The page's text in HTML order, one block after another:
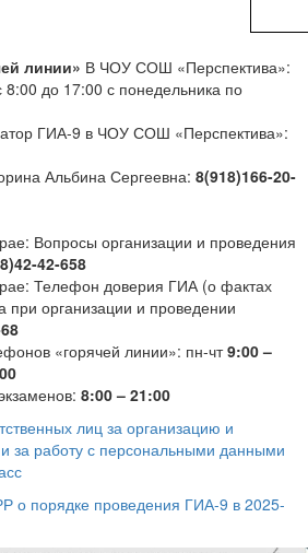
линии» В ЧОУ СОШ «Перспектива»:
до 17:00 с понедельника по
ГИА-9 в ЧОУ СОШ «Перспектива»:
Альбина Сергеевна: 8(918)166-20-
Вопросы организации и проведения
42-658
Телефон доверия ГИА (о фактах
при организации и проведении
«горячей линии»: пн-чт9:00 –
8:00 – 21:00
лиц за организацию и
за работу с персональными данными
о порядке проведения ГИА-9 в 2025-